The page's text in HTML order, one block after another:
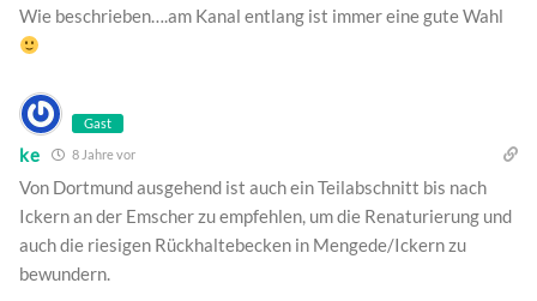
Wie beschrieben….am Kanal entlang ist immer eine gute Wahl
Gast
ke 8 Jahre vor
Von Dortmund ausgehend ist auch ein Teilabschnitt bis nach
Ickern an der Emscher zu empfehlen, um die Renaturierung und
auch die riesigen Rückhaltebecken in Mengede/Ickern zu
bewundern.